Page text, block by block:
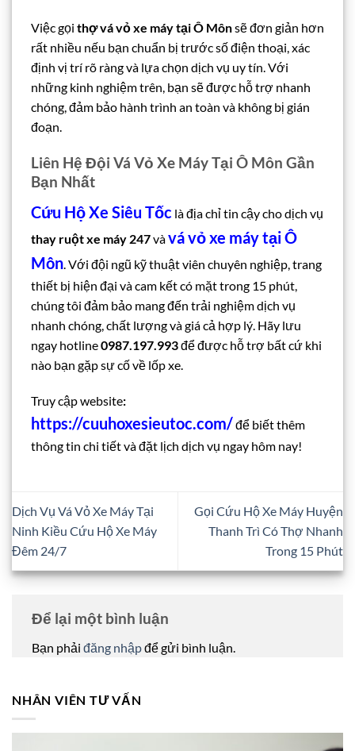
Việc gọi thợ vá vỏ xe máy tại Ô Mônsẽ đơn giản hơn
rất nhiều nếu bạn chuẩn bị trước số điện thoại, xác
định vị trí rõ ràng và lựa chọn dịch vụ uy tín. Với
những kinh nghiệm trên, bạn sẽ được hỗ trợ nhanh
chóng, đảm bảo hành trình an toàn và không bị gián
đoạn.
Liên Hệ Đội Vá Vỏ Xe Máy Tại Ô Môn Gần
Bạn Nhất
Cứu Hộ Xe Siêu Tốc là địa chỉ tin cậy cho dịch vụ
thay ruột xe máy 247vàvá vỏ xe máy tại Ô
Môn . Với đội ngũ kỹ thuật viên chuyên nghiệp, trang
thiết bị hiện đại và cam kết có mặt trong 15 phút,
chúng tôi đảm bảo mang đến trải nghiệm dịch vụ
nhanh chóng, chất lượng và giá cả hợp lý. Hãy lưu
ngay hotline0987.197.993để được hỗ trợ bất cứ khi
nào bạn gặp sự cố về lốp xe.
Truy cập website:
https://cuuhoxesieutoc.com/để biết thêm
thông tin chi tiết và đặt lịch dịch vụ ngay hôm nay!
Dịch Vụ Vá Vỏ Xe Máy Tại
Ninh Kiều Cứu Hộ Xe Máy
Đêm 24/7
Gọi Cứu Hộ Xe Máy Huyện
Thanh Trì Có Thợ Nhanh
Trong 15 Phút
Để lại một bình luận
Bạn phải đăng nhậpđể gửi bình luận.
NHÂN VIÊN TƯ VẤN